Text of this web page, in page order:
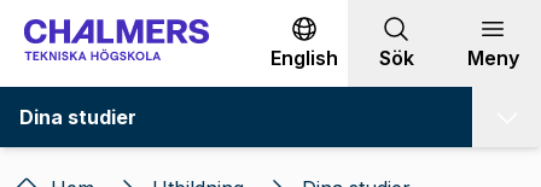
Gå till innehållet
English Sök Meny
Dina studier